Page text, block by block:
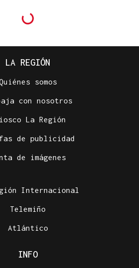
LA REGIÓN
somos
con nosotros
La Región
de publicidad
de imágenes
Internacional
Telemiño
Atlántico
INFO